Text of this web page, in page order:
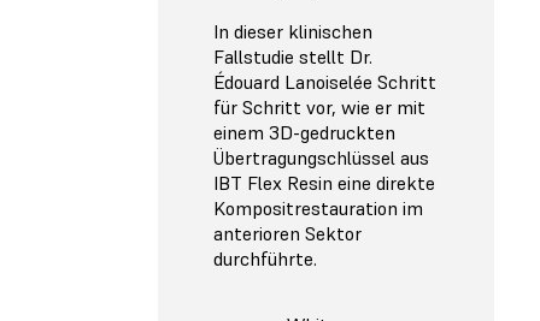
In dieser klinischen
Fallstudie stellt Dr.
Édouard Lanoiselée Schritt
für Schritt vor, wie er mit
einem 3D-gedruckten
Übertragungschlüssel aus
IBT Flex Resin eine direkte
Kompositrestauration im
anterioren Sektor
durchführte.